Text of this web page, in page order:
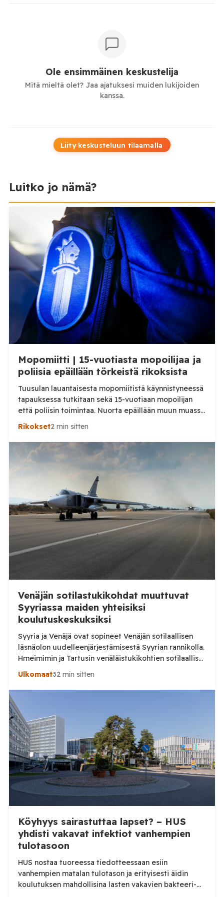
Ole ensimmäinen keskustelija
Mitä mieltä olet? Jaa ajatuksesi muiden lukijoiden
kanssa.
Liity keskusteluun tilaamalla
Luitko jo nämä?
Mopomiitti | 15-vuotiasta mopoilijaa ja
poliisia epäillään törkeistä rikoksista
Tuusulan lauantaisesta mopomiitistä käynnistyneessä
tapauksessa tutkitaan sekä 15-vuotiaan mopoilijan
että poliisin toimintaa. Nuorta epäillään muun muassa
törkeästä liikenneturvallisuuden vaarantamisesta.
puolestaan epäillään virkavelvollisuuden
rikkomisesta, törkeästä liikenneturvallisuuden
vaarantamisesta ja vammantuottamuksesta.
Tuusulassa lauantaina 8. elokuuta tapahtuneesta
mopoilijan pysäytystilanteesta on aloitettu kaksi
erillistä esitutkintaa. Poliisin mukaan mopomiitissä oli
paikalla kymmeniä nuoria. Alueella liikennevalvontaa
tehnyt poliisipartio […]
Rikokset2 min sitten
Venäjän sotilastukikohdat muuttuvat
Syyriassa maiden yhteisiksi
koulutuskeskuksiksi
Syyria ja Venäjä ovat sopineet Venäjän sotilaallisen
läsnäolon uudelleenjärjestämisestä Syyrian rannikolla.
Hmeimimin ja Tartusin venäläistukikohtien sotilaalliset
osat on määrä muuttaa maiden yhteisiksi koulutus- ja
käytössä olleesta infrastruktuurista siirtyy Syyrian
ilmoitti sunnuntaina 9. elokuuta, että Damaskos ja
Moskova ovat päässeet yhteisymmärrykseen Venäjän
Syyriassa sijaitsevien tukikohtien tulevaisuudesta.
Syyrian […]
Ulkomaat32 min sitten
Köyhyys sairastuttaa lapset? – HUS
yhdisti vakavat infektiot vanhempien
tulotasoon
HUS nostaa tuoreessa tiedotteessaan esiin
vanhempien matalan tulotason ja erityisesti äidin
koulutuksen mahdollisina lasten vakavien bakteeri-